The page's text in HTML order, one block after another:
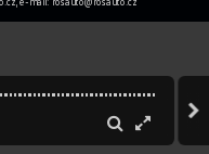
e-mail: rosauto@rosauto.cz